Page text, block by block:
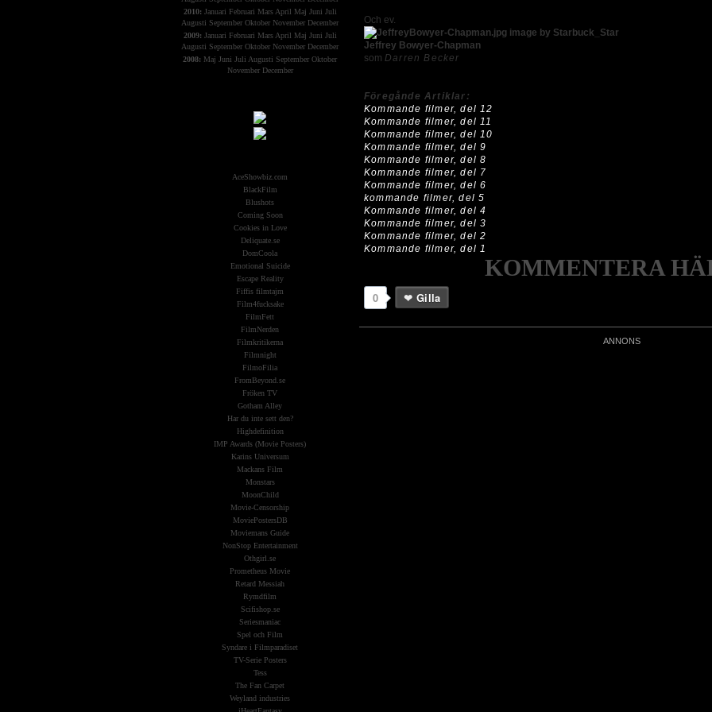
Och ev.
Jeffrey Bowyer-Chapman
som Darren Becker
Föregånde Artiklar:
Kommande filmer, del 12
Kommande filmer, del 11
Kommande filmer, del 10
Kommande filmer, del 9
Kommande filmer, del 8
Kommande filmer, del 7
Kommande filmer, del 6
kommande filmer, del 5
Kommande filmer, del 4
Kommande filmer, del 3
Kommande filmer, del 2
Kommande filmer, del 1
KOMMENTERA
0 Gilla
2010: Januari Februari Mars April Maj Juni Juli
Augusti September Oktober November December
2009: Januari Februari Mars April Maj Juni Juli
Augusti September Oktober November December
2008: Maj Juni Juli Augusti September Oktober
November December
AceShowbiz.com
BlackFilm
Blushots
Coming Soon
Cookies in Love
Deliquate.se
DomCoola
Emotional Suicide
Escape Reality
Fiffis filmtajm
Film4fucksake
FilmFett
FilmNerden
Filmkritikerna
Filmnight
FilmoFilia
FromBeyond.se
Fröken TV
Gotham Alley
Har du inte sett den?
Highdefinition
IMP Awards (Movie Posters)
Karins Universum
Mackans Film
Monstars
MoonChild
Movie-Censorship
MoviePostersDB
Moviemans Guide
NonStop Entertainment
Othgirl.se
Prometheus Movie
Retard Messiah
Rymdfilm
Scifishop.se
Seriesmaniac
Spel och Film
Syndare i Filmparadiset
TV-Serie Posters
Tess
The Fan Carpet
Weyland industries